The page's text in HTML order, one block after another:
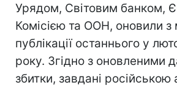
Урядом, Світовим банком,
Комісією та ООН, оновили з
публікації останнього у
року. Згідно з оновленими
збитки, завдані російською